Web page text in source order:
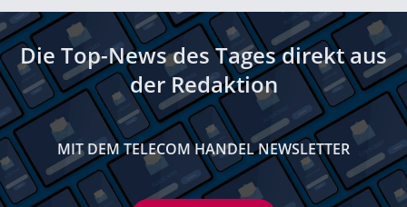
Die Top-News des Tages direkt aus
der Redaktion
MIT DEM TELECOM HANDEL NEWSLETTER